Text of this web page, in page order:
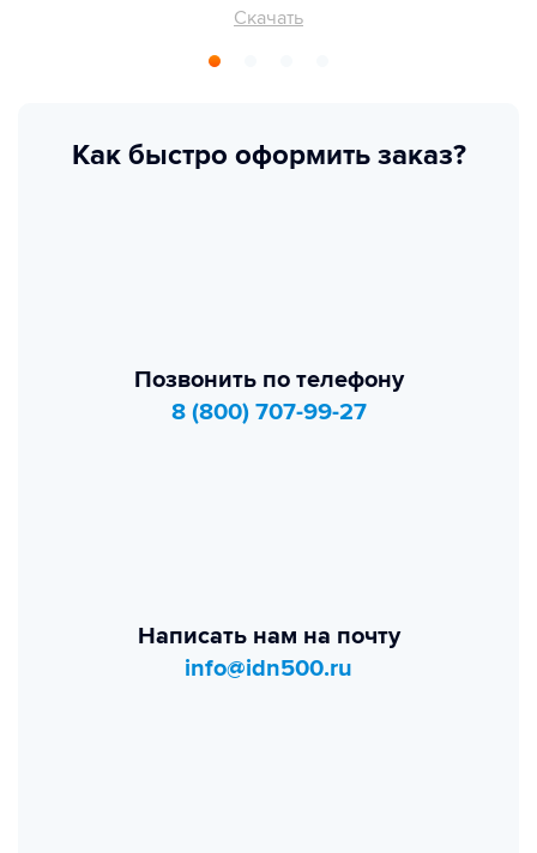
Скачать
Как быстро оформить заказ?
Позвонить по телефону
8 (800) 707-99-27
Написать нам на почту
info@idn500.ru